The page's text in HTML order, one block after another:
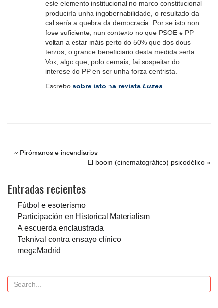
este elemento institucional no marco constitucional
produciría unha ingobernabilidade, o resultado da
cal sería a quebra da democracia. Por se isto non
fose suficiente, nun contexto no que PSOE e PP
voltan a estar máis perto do 50% que dos dous
terzos, o grande beneficiario desta medida sería
Vox; algo que, polo demais, fai sospeitar do
interese do PP en ser unha forza centrista.
Escrebo sobre isto na revista Luzes
« Pirómanos e incendiarios
El boom (cinematográfico) psicodélico »
Entradas recientes
Fútbol e esoterismo
Participación en Historical Materialism
A esquerda enclaustrada
Teknival contra ensayo clínico
megaMadrid